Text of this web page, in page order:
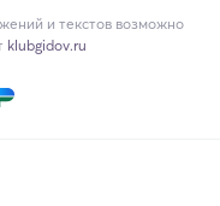
и текстов возможно
klubgidov.ru